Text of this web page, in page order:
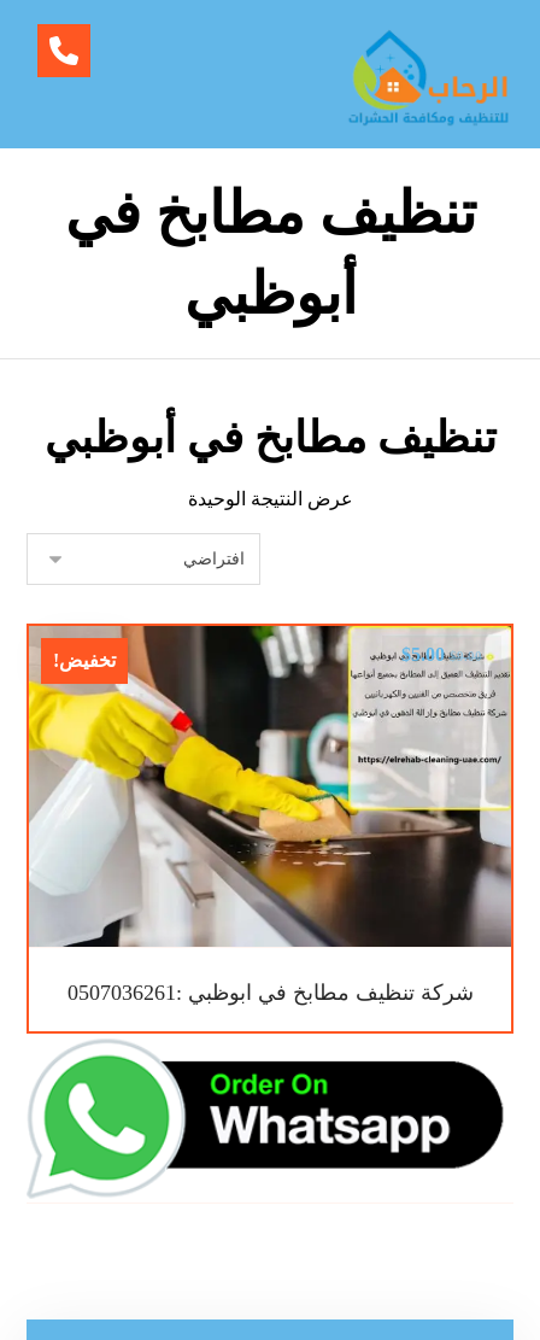
تنظيف مطابخ في
أبوظبي
تنظيف مطابخ في أبوظبي
عرض النتيجة الوحيدة
تخفيض!
شركة تنظيف مطابخ في ابوظبي :0507036261
$9.00
$5.00